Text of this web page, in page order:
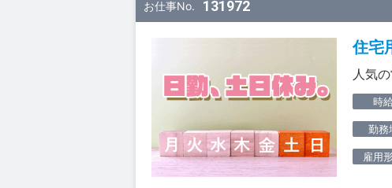
お仕事No. 131972
住宅
人気
時
勤務
雇用